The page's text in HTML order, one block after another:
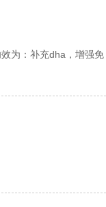
为：补充dha，增强免